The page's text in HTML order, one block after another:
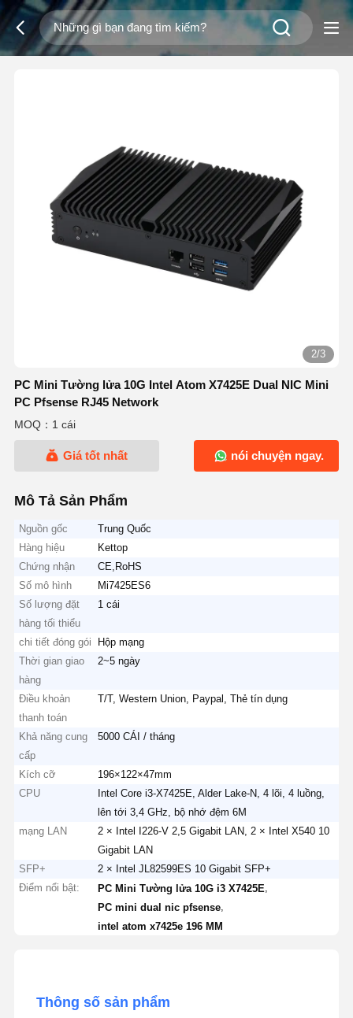
2/3
PC Mini Tường lửa 10G Intel Atom X7425E Dual NIC Mini
PC Pfsense RJ45 Network
MOQ：1 cái
Giá tốt nhất nói chuyện ngay.
Mô Tả Sản Phẩm
Nguồn gốc
Trung Quốc
Hàng hiệu
Kettop
Chứng nhận
CE,RoHS
Số mô hình
Mi7425ES6
Số lượng đặt
hàng tối thiểu
1 cái
chi tiết đóng gói
Hộp mạng
Thời gian giao
hàng
2~5 ngày
Điều khoản
thanh toán
T/T, Western Union, Paypal, Thẻ tín dụng
Khả năng cung
cấp
5000 CÁI / tháng
Kích cỡ
196×122×47mm
CPU
Intel Core i3-X7425E, Alder Lake-N, 4 lõi, 4 luồng,
lên tới 3,4 GHz, bộ nhớ đệm 6M
mạng LAN
2 × Intel I226-V 2,5 Gigabit LAN, 2 × Intel X540 10
Gigabit LAN
SFP+
2 × Intel JL82599ES 10 Gigabit SFP+
Điểm nổi bật:
PC Mini Tường lửa 10G i3 X7425E
PC mini dual nic pfsense
intel atom x7425e 196 MM
Thông số sản phẩm